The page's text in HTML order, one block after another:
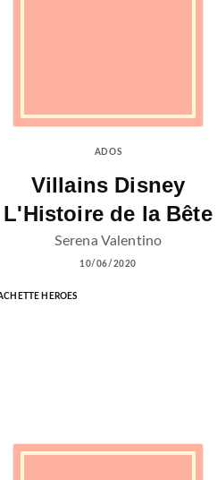
ADOS
Villains Disney
L'Histoire de la Bête
Serena Valentino
10/06/2020
HEROES